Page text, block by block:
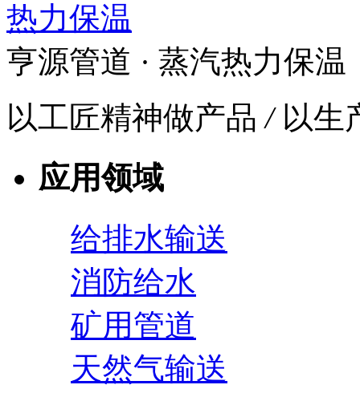
热力保温
亨源管道 · 蒸汽热力保温
以工匠精神做产品/以生
应用领域
给排水输送
消防给水
矿用管道
天然气输送